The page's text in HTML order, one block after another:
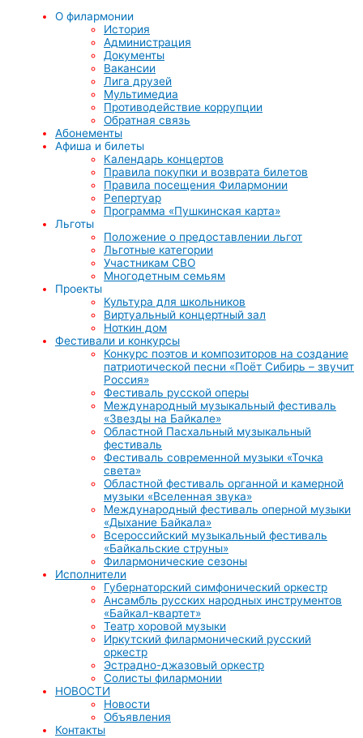
О филармонии
История
Администрация
Документы
Вакансии
Лига друзей
Мультимедиа
Противодействие коррупции
Обратная связь
Абонементы
Афиша и билеты
Календарь концертов
Правила покупки и возврата билетов
Правила посещения Филармонии
Репертуар
Программа «Пушкинская карта»
Льготы
Положение о предоставлении льгот
Льготные категории
Участникам СВО
Многодетным семьям
Проекты
Культура для школьников
Виртуальный концертный зал
Ноткин дом
Фестивали и конкурсы
Конкурс поэтов и композиторов на создание
патриотической песни «Поёт Сибирь – звучит
Россия»
Фестиваль русской оперы
Международный музыкальный фестиваль
«Звезды на Байкале»
Областной Пасхальный музыкальный
фестиваль
Фестиваль современной музыки «Точка
света»
Областной фестиваль органной и камерной
музыки «Вселенная звука»
Международный фестиваль оперной музыки
«Дыхание Байкала»
Всероссийский музыкальный фестиваль
«Байкальские струны»
Филармонические сезоны
Исполнители
Губернаторский симфонический оркестр
Ансамбль русских народных инструментов
«Байкал-квартет»
Театр хоровой музыки
Иркутский филармонический русский
оркестр
Эстрадно-джазовый оркестр
Солисты филармонии
НОВОСТИ
Новости
Объявления
Контакты